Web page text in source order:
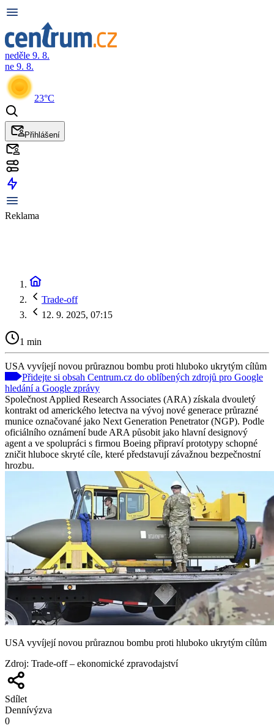
neděle 9. 8.
ne 9. 8.
23°C
Přihlášení
Reklama
Trade-off
12. 9. 2025, 07:15
1 min
USA vyvíjejí novou průraznou bombu proti hluboko ukrytým cílům
Přidejte si obsah Centrum.cz do oblíbených zdrojů pro Google
hledání a Google zprávy
Společnost Applied Research Associates (ARA) získala dvouletý
kontrakt od amerického letectva na vývoj nové generace průrazné
munice označované jako Next Generation Penetrator (NGP). Podle
oficiálního oznámení bude ARA působit jako hlavní designový
agent a ve spolupráci s firmou Boeing připraví prototypy schopné
zničit hluboce skryté cíle, které představují závažnou bezpečnostní
hrozbu.
USA vyvíjejí novou průraznou bombu proti hluboko ukrytým cílům
Zdroj: Trade-off – ekonomické zpravodajství
Sdílet
Dennívýzva
0